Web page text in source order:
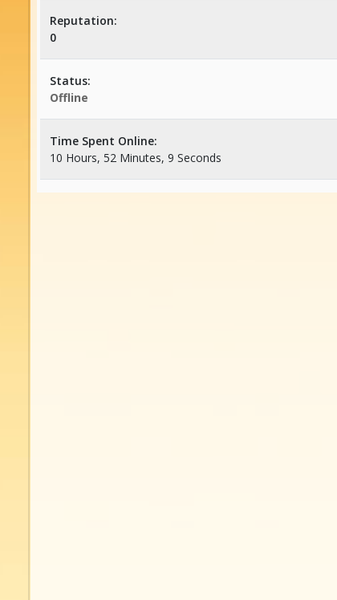
Reputation:
0
Status:
Offline
Time Spent Online:
10 Hours, 52 Minutes, 9 Seconds